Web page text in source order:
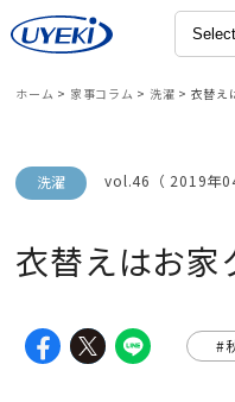
ホーム > 家事コラム > 洗濯 > 衣替え
洗濯 vol.46（ 2019年
衣替えはお家
#